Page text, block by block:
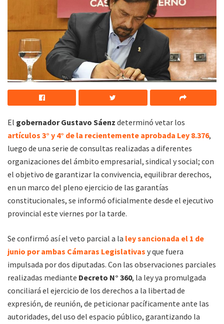
El gobernador Gustavo Sáenz determinó vetar los
artículos 3° y 4° de la recientemente aprobada Ley 8.376,
luego de una serie de consultas realizadas a diferentes
organizaciones del ámbito empresarial, sindical y social; con
el objetivo de garantizar la convivencia, equilibrar derechos,
en un marco del pleno ejercicio de las garantías
constitucionales, se informó oficialmente desde el ejecutivo
provincial este viernes por la tarde.
Se confirmó así el veto parcial a la ley sancionada el 1 de
junio por ambas Cámaras Legislativas y que fuera
impulsada por dos diputadas. Con las observaciones parciales
realizadas mediante Decreto N° 360, la ley ya promulgada
conciliará el ejercicio de los derechos a la libertad de
expresión, de reunión, de peticionar pacíficamente ante las
autoridades, del uso del espacio público, garantizando la